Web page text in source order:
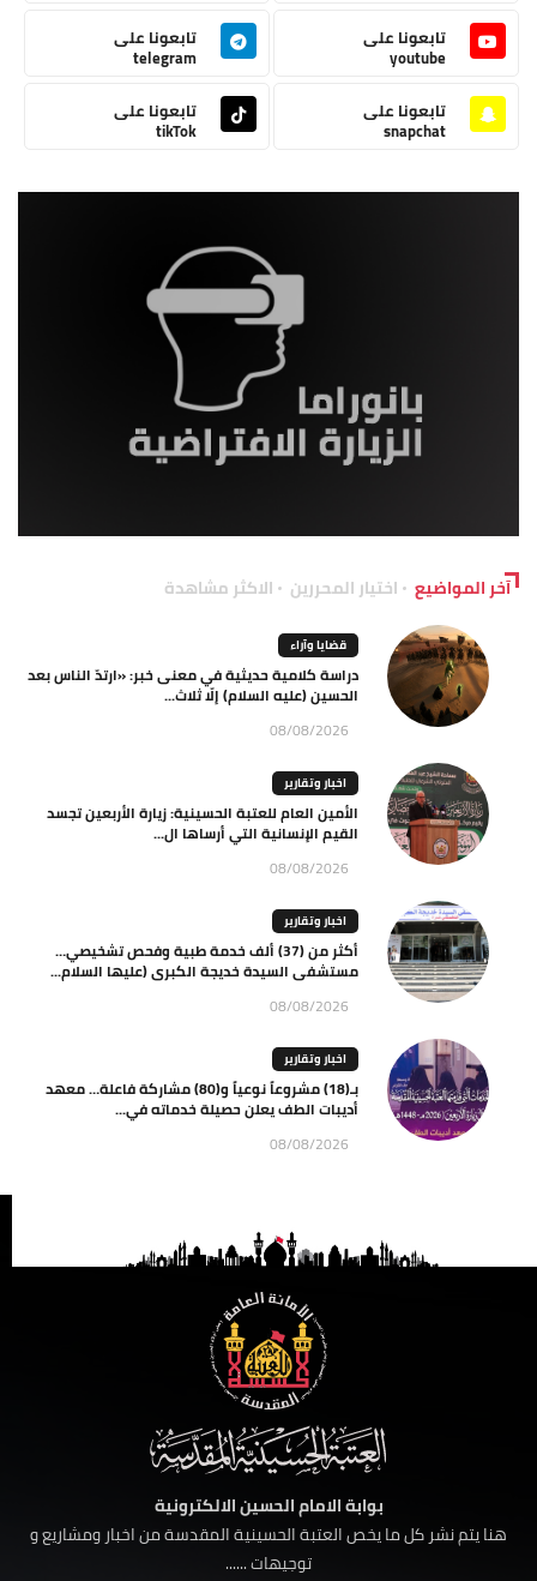
تابعونا على
youtube
تابعونا على
telegram
تابعونا على
snapchat
تابعونا على
tikTok
آخر المواضيع اختيار المحررين الاكثر مشاهدة
قضايا وآراء
دراسة كلامية حديثية في معنى خبر: «ارتدّ الناس بعد
الحسين (عليه السلام) إلّا ثلاث...
08/08/2026
اخبار وتقارير
الأمين العام للعتبة الحسينية: زيارة الأربعين تجسد
القيم الإنسانية التي أرساها ال...
08/08/2026
اخبار وتقارير
أكثر من (37) ألف خدمة طبية وفحص تشخيصي…
مستشفى السيدة خديجة الكبرى (عليها السلام...
08/08/2026
اخبار وتقارير
بـ(18) مشروعاً نوعياً و(80) مشاركة فاعلة… معهد
أديبات الطف يعلن حصيلة خدماته في...
08/08/2026
بوابة الامام الحسين الالكترونية
هنا يتم نشر كل ما يخص العتبة الحسينية المقدسة من اخبار ومشاريع و
توجيهات ......